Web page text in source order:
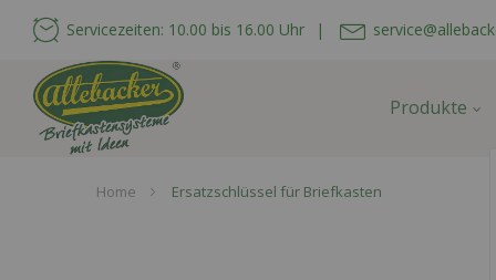
Servicezeiten: 10.00 bis 16.00 Uhr |
Produkte
Home Ersatzschlüssel für Briefkasten